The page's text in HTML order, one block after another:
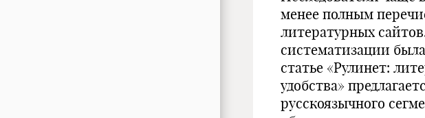
менее полным
литературных
систематизации
статье «Рулинет:
удобства»
русскоязычного